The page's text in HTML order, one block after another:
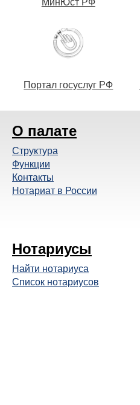
МинЮст РФ
Портал госуслуг РФ
О палате
Структура
Функции
Контакты
Нотариат в России
Нотариусы
Найти нотариуса
Список нотариусов